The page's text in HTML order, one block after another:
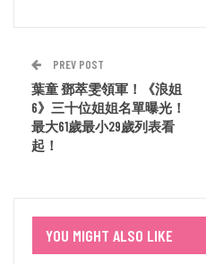
PREV POST
葉童 鄧萃雯領軍！《浪姐
6》三十位姐姐名單曝光！
最大61歲最小29歲列表看
起！
YOU MIGHT ALSO LIKE